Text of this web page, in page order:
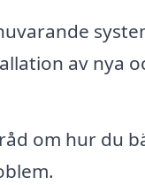
av nya
om hur du